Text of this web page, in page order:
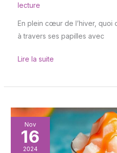
lecture
En plein cœur de l’hiver, quoi
à travers ses papilles avec
Lire la suite
Nov
16
2024
Recette
kakigori